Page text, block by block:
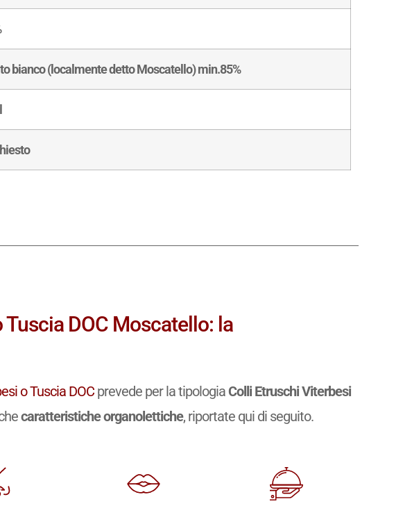
bianco (localmente detto Moscatello) min.85%
DOC Moscatello: la
o Tuscia DOC prevede per la tipologia Colli Etruschi Viterbesi
caratteristiche organolettiche, riportate qui di seguito.